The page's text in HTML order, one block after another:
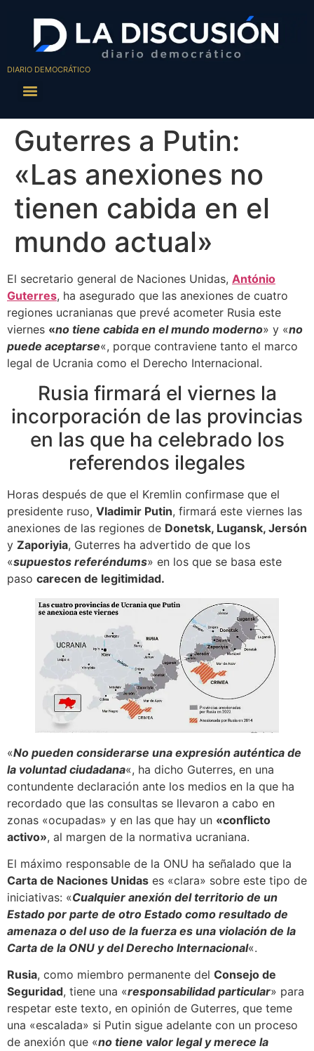
DIARIO DEMOCRÁTICO
Guterres a Putin:
«Las anexiones no
tienen cabida en el
mundo actual»
El secretario general de Naciones Unidas, António
Guterres, ha asegurado que las anexiones de cuatro
regiones ucranianas que prevé acometer Rusia este
viernes «no tiene cabida en el mundo moderno» y «no
puede aceptarse«, porque contraviene tanto el marco
legal de Ucrania como el Derecho Internacional.
Rusia firmará el viernes la
incorporación de las provincias
en las que ha celebrado los
referendos ilegales
Horas después de que el Kremlin confirmase que el
presidente ruso, Vladimir Putin, firmará este viernes las
anexiones de las regiones de Donetsk, Lugansk, Jersón
y Zaporiyia, Guterres ha advertido de que los
«supuestos referéndums» en los que se basa este
paso carecen de legitimidad.
«No pueden considerarse una expresión auténtica de
la voluntad ciudadana«, ha dicho Guterres, en una
contundente declaración ante los medios en la que ha
recordado que las consultas se llevaron a cabo en
zonas «ocupadas» y en las que hay un «conflicto
activo», al margen de la normativa ucraniana.
El máximo responsable de la ONU ha señalado que la
Carta de Naciones Unidas es «clara» sobre este tipo de
iniciativas: «Cualquier anexión del territorio de un
Estado por parte de otro Estado como resultado de
amenaza o del uso de la fuerza es una violación de la
Carta de la ONU y del Derecho Internacional«.
Rusia, como miembro permanente del Consejo de
Seguridad, tiene una «responsabilidad particular» para
respetar este texto, en opinión de Guterres, que teme
una «escalada» si Putin sigue adelante con un proceso
de anexión que «no tiene valor legal y merece la